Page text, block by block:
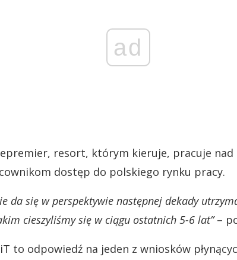
ad
resort, którym kieruje, pracuje
dostęp do polskiego rynku pracy.
da się w perspektywie następnej dekady
cieszyliśmy się w ciągu ostatnich 5-6 lat”–
to odpowiedź na jeden z wniosków